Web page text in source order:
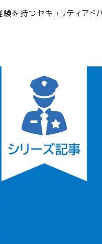
を持つセキュリティアド